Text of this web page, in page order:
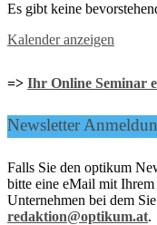
Es gibt keine
Kalender anzeigen
=> Ihr Online Seminar
Newsletter
Falls Sie den optikum
bitte eine eMail mit
Unternehmen bei dem
redaktion@optikum.at.